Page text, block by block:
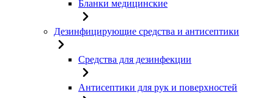
Бланки медицинские
Дезинфицирующие средства и антисептики
Средства для дезинфекции
Антисептики для рук и поверхностей